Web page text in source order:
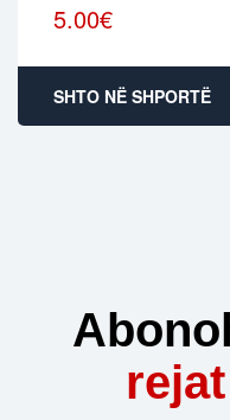
5.00€
SHTO NË SHPORTË
rejat